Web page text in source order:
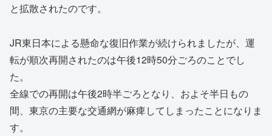
と拡散されたのです。
JR東日本による懸命な復旧作業が続けられましたが、運
転が順次再開されたのは午後12時50分ごろのことでし
た。
全線での再開は午後2時半ごろとなり、およそ半日もの
間、東京の主要な交通網が麻痺してしまったことになりま
す。